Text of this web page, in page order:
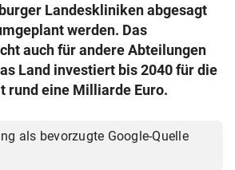
Landeskliniken abgesagt
werden. Das
auch für andere Abteilungen
Land investiert bis 2040 für die
rund eine Milliarde Euro.
als bevorzugte Google-Quelle